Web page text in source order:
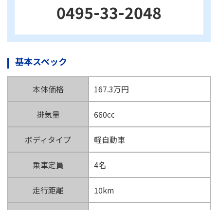
0495-33-2048
基本スペック
本体価格 167.3万円
排気量 660cc
ボディタイプ 軽自動車
乗車定員 4名
走行距離 10km